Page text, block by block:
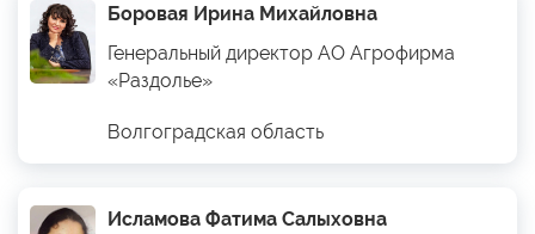
Боровая Ирина Михайловна
Генеральный директор АО Агрофирма
«Раздолье»
Волгоградская область
Исламова Фатима Салыховна